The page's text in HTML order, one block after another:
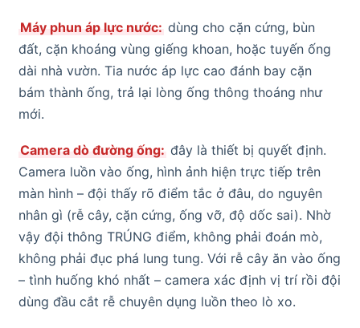
Máy phun áp lực nước: dùng cho cặn cứng, bùn
đất, cặn khoáng vùng giếng khoan, hoặc tuyến ống
dài nhà vườn. Tia nước áp lực cao đánh bay cặn
bám thành ống, trả lại lòng ống thông thoáng như
mới.
Camera dò đường ống: đây là thiết bị quyết định.
Camera luồn vào ống, hình ảnh hiện trực tiếp trên
màn hình – đội thấy rõ điểm tắc ở đâu, do nguyên
nhân gì (rễ cây, cặn cứng, ống vỡ, độ dốc sai). Nhờ
vậy đội thông TRÚNG điểm, không phải đoán mò,
không phải đục phá lung tung. Với rễ cây ăn vào ống
– tình huống khó nhất – camera xác định vị trí rồi đội
dùng đầu cắt rễ chuyên dụng luồn theo lò xo.